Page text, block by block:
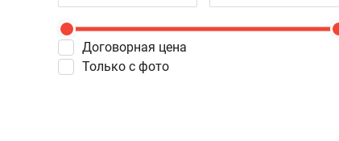
Договорная цена
Только с фото